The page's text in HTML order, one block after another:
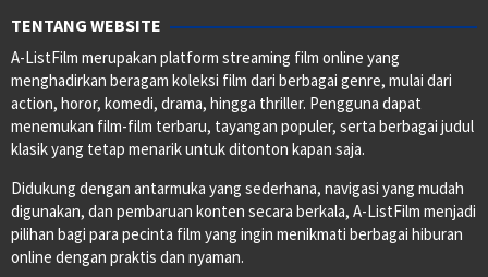
TENTANG WEBSITE
A-ListFilm merupakan platform streaming film online yang
menghadirkan beragam koleksi film dari berbagai genre, mulai dari
action, horor, komedi, drama, hingga thriller. Pengguna dapat
menemukan film-film terbaru, tayangan populer, serta berbagai judul
klasik yang tetap menarik untuk ditonton kapan saja.
Didukung dengan antarmuka yang sederhana, navigasi yang mudah
digunakan, dan pembaruan konten secara berkala, A-ListFilm menjadi
pilihan bagi para pecinta film yang ingin menikmati berbagai hiburan
online dengan praktis dan nyaman.